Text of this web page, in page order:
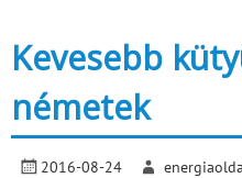
Kevesebb
németek
2016-08-24